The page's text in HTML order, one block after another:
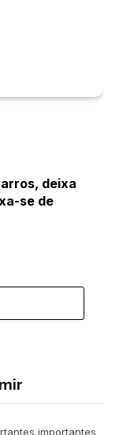
deixa
se de
importantes